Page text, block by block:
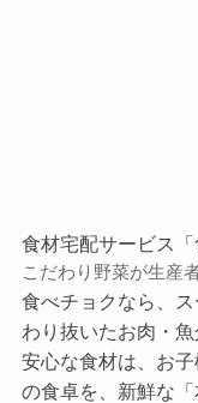
食材宅配サービス「
こだわり野菜が生産
食べチョクなら、
わり抜いたお肉・
安心な食材は、お
の食卓を、新鮮な